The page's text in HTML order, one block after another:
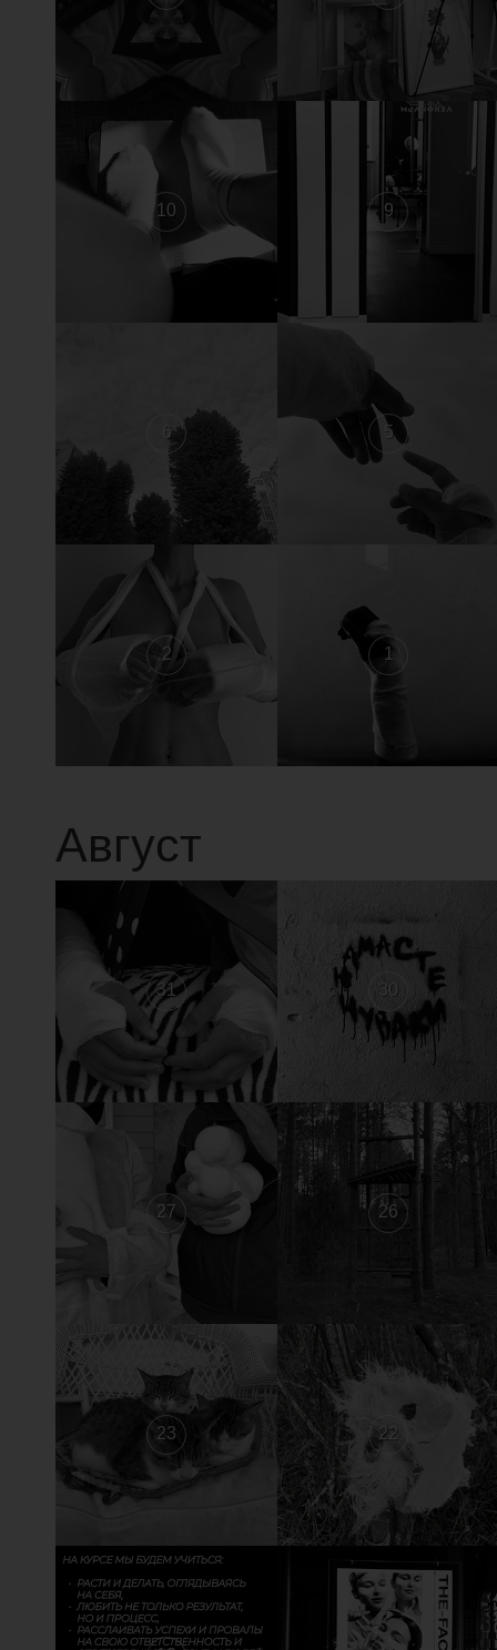
10 9
6 5
2 1
Август
31 30
27 26
23 22